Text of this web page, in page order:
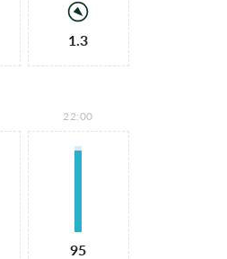
1.3
22:00
95